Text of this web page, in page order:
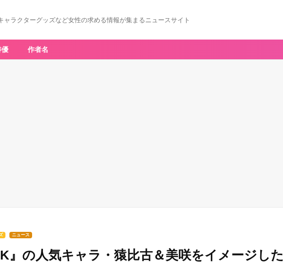
ャラクターグッズなど女性の求める情報が集まるニュースサイト
優 作者名
ニュース
』の人気キャラ・猿比古＆美咲をイメージした